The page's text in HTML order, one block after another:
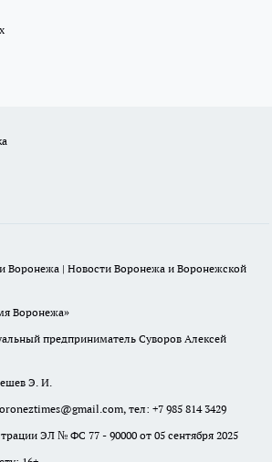
Воронежа | Новости Воронежа и Воронежской
Воронежа»
предприниматель Суворов Алексей
Э. И.
тел: +7 985 814 3429
ЭЛ № ФС 77 - 90000 от 05 сентября 2025